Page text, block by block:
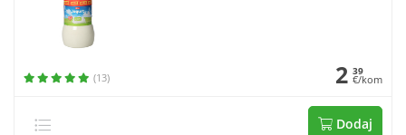
(13) 2 39
€/kom
Dodaj